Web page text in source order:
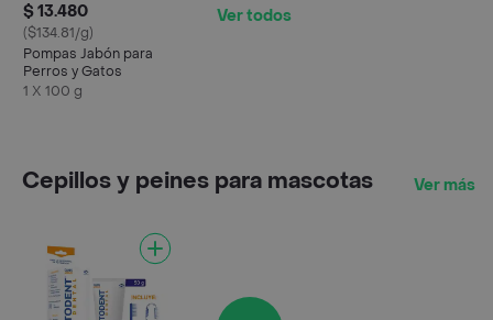
$ 13.480
($134.81/g)
Pompas Jabón para
Perros y Gatos
1 X 100 g
Ver todos
Cepillos y peines para mascotas Ver más